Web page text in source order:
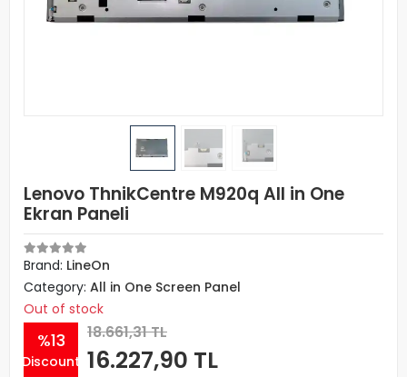
Lenovo ThnikCentre M920q All in One
Ekran Paneli
Brand: LineOn
Category: All in One Screen Panel
Out of stock
%13
Discount
18.661,31 TL
16.227,90 TL